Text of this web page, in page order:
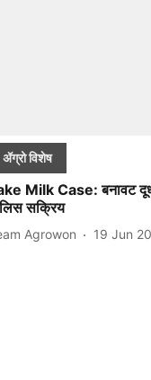
ॲग्रो विशेष
Milk Case: बनावट दूध
सक्रिय
Agrowon 19 Jun